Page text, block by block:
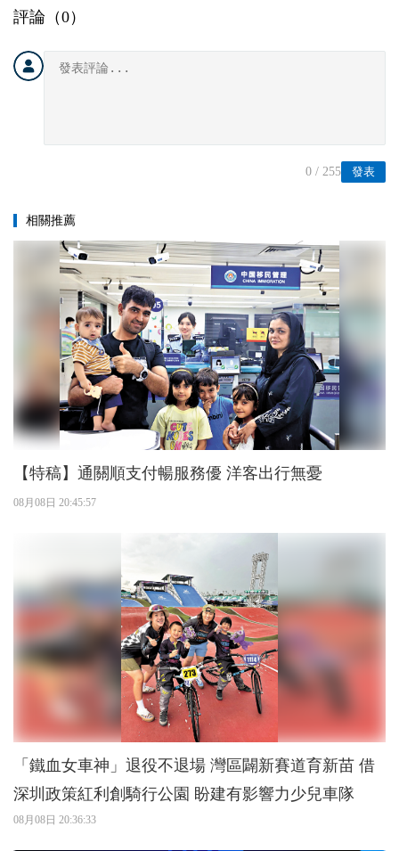
評論（0）
發表
0 / 255
相關推薦
【特稿】通關順支付暢服務優 洋客出行無憂
08月08日 20:45:57
「鐵血女車神」退役不退場 灣區闢新賽道育新苗 借
深圳政策紅利創騎行公園 盼建有影響力少兒車隊
08月08日 20:36:33